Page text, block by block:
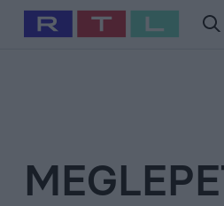
Babits Marcella Szellő István